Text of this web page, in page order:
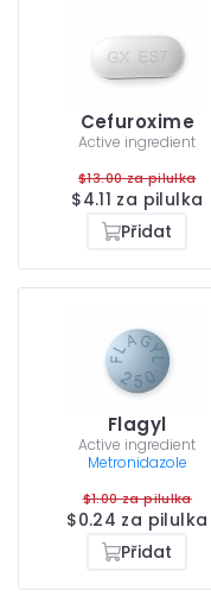
Cefuroxime
Active ingredient
$13.00 za pilulka
$4.11 za pilulka
Přidat
Flagyl
Active ingredient
Metronidazole
$1.00 za pilulka
$0.24 za pilulka
Přidat